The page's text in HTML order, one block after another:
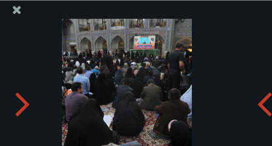
Site Officiel du Bureau du Guide Suprême - Ayatollah Khamenei
Discours du Guide suprême devant la foule des
pèlerins de Machhad
Télécharger l'album: